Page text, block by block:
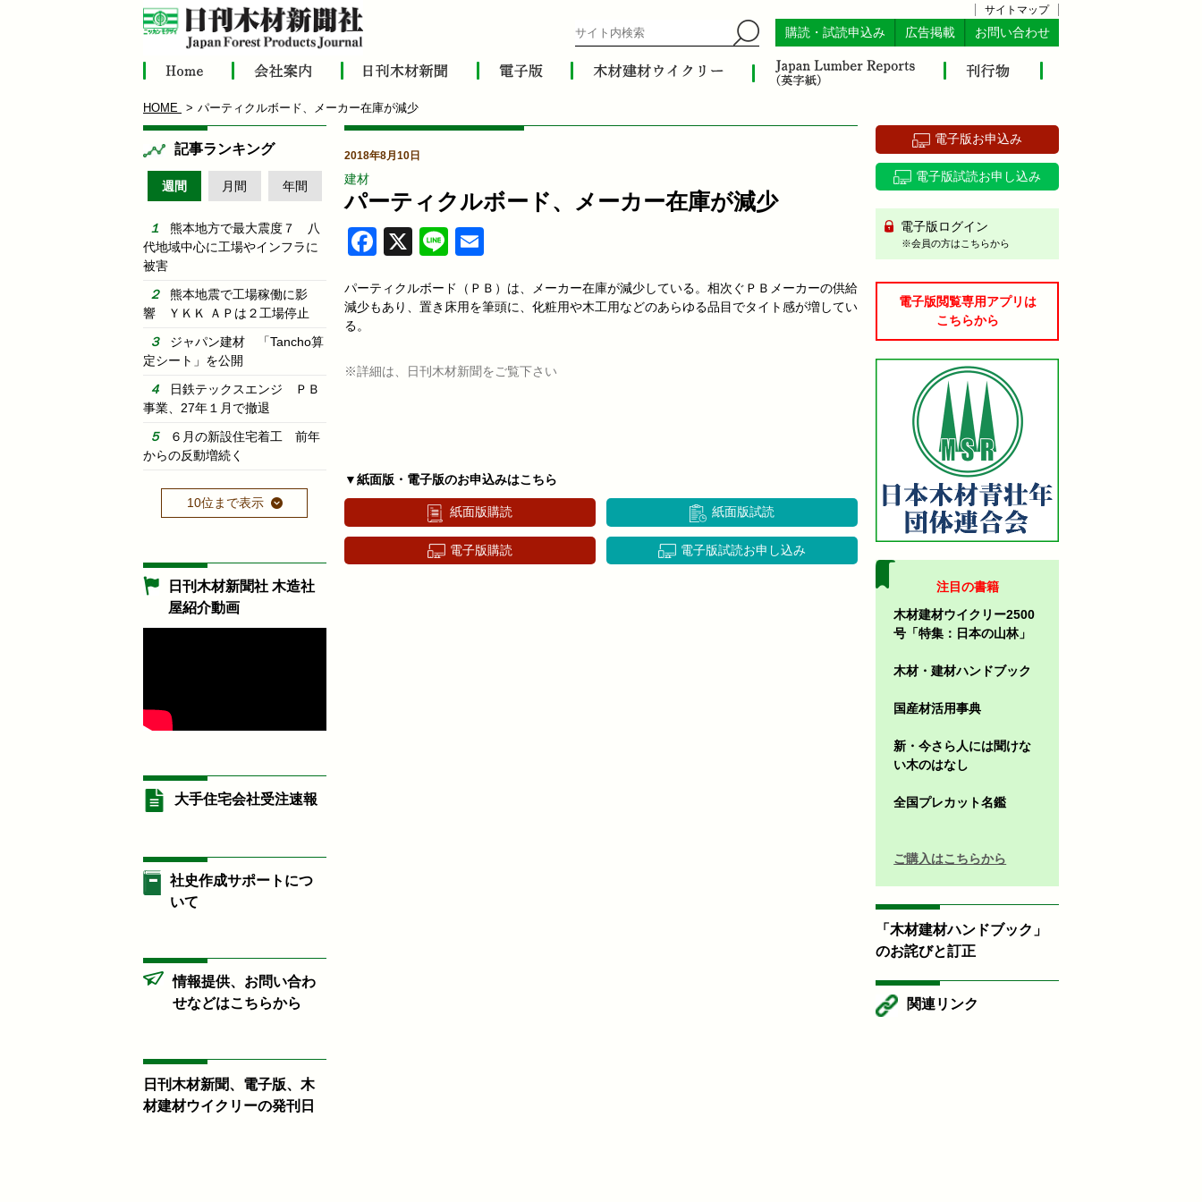
サイトマップ
購読・試読申込み 広告掲載 お問い合わせ
HOME パーティクルボード、メーカー在庫が減少
2018年8月10日
建材
パーティクルボード、メーカー在庫が減少
Facebook
X Line
パーティクルボード（ＰＢ）は、メーカー在庫が減少している。相次ぐＰＢメーカーの供給
減少もあり、置き床用を筆頭に、化粧用や木工用などのあらゆる品目でタイト感が増してい
る。
※詳細は、日刊木材新聞をご覧下さい
▼紙面版・電子版のお申込みはこちら
紙面版購読 紙面版試読
電子版購読 電子版試読お申し込み
記事ランキング
週間 月間 年間
熊本地方で最大震度７ 八
代地域中心に工場やインフラに
被害
熊本地震で工場稼働に影
響 ＹＫＫ ＡＰは２工場停止
ジャパン建材 「Tancho算
定シート」を公開
日鉄テックスエンジ ＰＢ
事業、27年１月で撤退
６月の新設住宅着工 前年
からの反動増続く
10位まで表示
日刊木材新聞社 木造社
屋紹介動画
大手住宅会社受注速報
社史作成サポートにつ
いて
情報提供、お問い合わ
せなどはこちらから
日刊木材新聞、電子版、木
材建材ウイクリーの発刊日
電子版お申込み
電子版試読お申し込み
電子版ログイン
※会員の方はこちらから
電子版閲覧専用アプリは
こちらから
注目の書籍
木材建材ウイクリー2500
号「特集：日本の山林」
木材・建材ハンドブック
国産材活用事典
新・今さら人には聞けな
い木のはなし
全国プレカット名鑑
ご購入はこちらから
「木材建材ハンドブック」
のお詫びと訂正
関連リンク